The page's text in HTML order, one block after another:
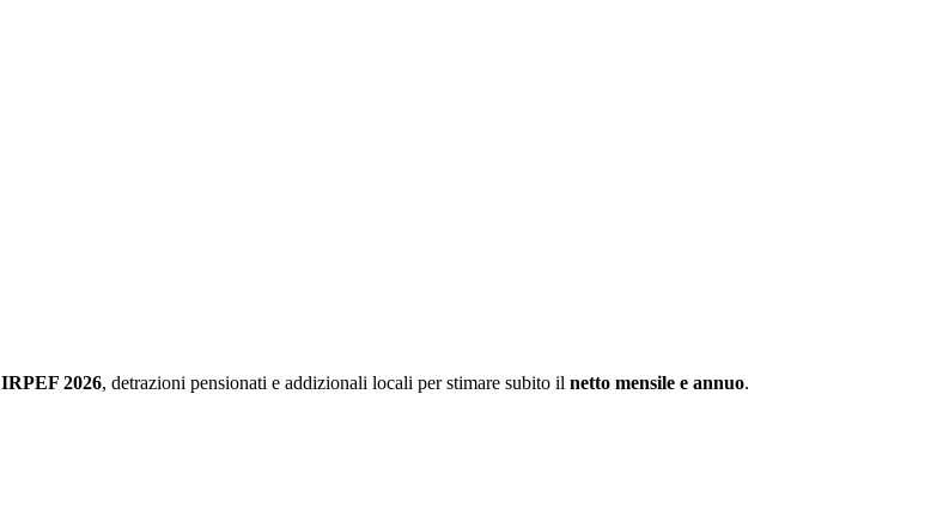
IRPEF 2026, detrazioni pensionati e addizionali locali per stimare subito il netto mensile e annuo.